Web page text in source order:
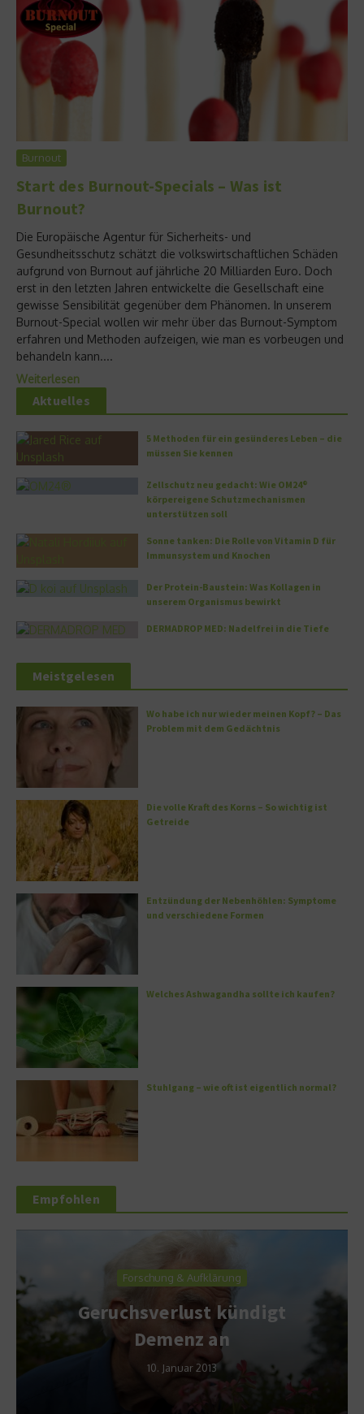
Burnout
Start des Burnout-Specials – Was ist
Burnout?
Die Europäische Agentur für Sicherheits- und
Gesundheitsschutz schätzt die volkswirtschaftlichen Schäden
aufgrund von Burnout auf jährliche 20 Milliarden Euro. Doch
erst in den letzten Jahren entwickelte die Gesellschaft eine
gewisse Sensibilität gegenüber dem Phänomen. In unserem
Burnout-Special wollen wir mehr über das Burnout-Symptom
erfahren und Methoden aufzeigen, wie man es vorbeugen und
behandeln kann....
Weiterlesen
Aktuelles
5 Methoden für ein gesünderes Leben – die
müssen Sie kennen
Zellschutz neu gedacht: Wie OM24®
körpereigene Schutzmechanismen
unterstützen soll
Sonne tanken: Die Rolle von Vitamin D für
Immunsystem und Knochen
Der Protein-Baustein: Was Kollagen in
unserem Organismus bewirkt
DERMADROP MED: Nadelfrei in die Tiefe
Meistgelesen
Wo habe ich nur wieder meinen Kopf? – Das
Problem mit dem Gedächtnis
Die volle Kraft des Korns – So wichtig ist
Getreide
Entzündung der Nebenhöhlen: Symptome
und verschiedene Formen
Welches Ashwagandha sollte ich kaufen?
Stuhlgang – wie oft ist eigentlich normal?
Empfohlen
Forschung & Aufklärung
Geruchsverlust kündigt
Demenz an
10. Januar 2013